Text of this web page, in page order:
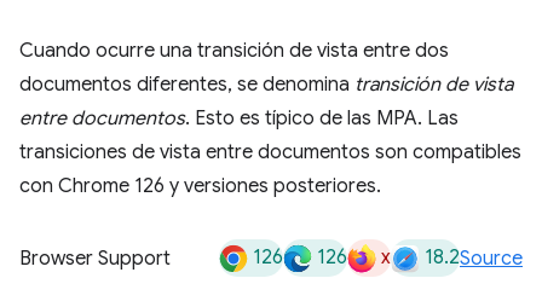
Cuando ocurre una transición de vista entre dos
documentos diferentes, se denomina transición de vista
entre documentos. Esto es típico de las MPA. Las
transiciones de vista entre documentos son compatibles
con Chrome 126 y versiones posteriores.
Browser Support 126 126 x 18.2Source